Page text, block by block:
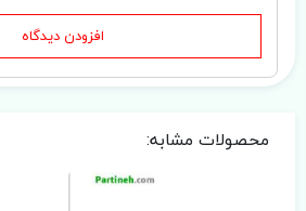
افزودن دیدگاه
محصولات مشابه: